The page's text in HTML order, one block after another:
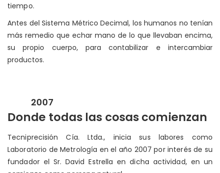
tiempo.
Antes del Sistema Métrico Decimal, los humanos no tenían
más remedio que echar mano de lo que llevaban encima,
su propio cuerpo, para contabilizar e intercambiar
productos.
2007
Donde todas las cosas comienzan
Tecniprecisión Cía. Ltda., inicia sus labores como
Laboratorio de Metrología en el año 2007 por interés de su
fundador el Sr. David Estrella en dicha actividad, en un